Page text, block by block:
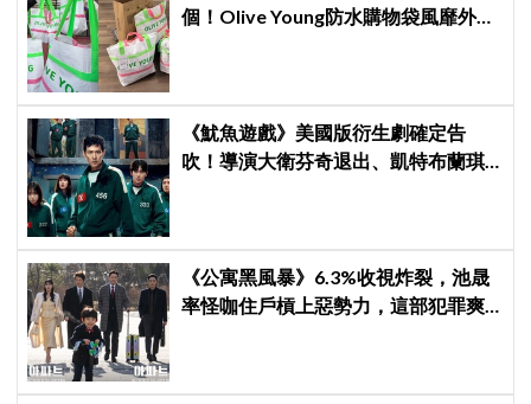
個！Olive Young防水購物袋風靡外國
《魷魚遊戲》美國版衍生劇確定告
吹！導演大衛芬奇退出、凱特布蘭琪
《公寓黑風暴》6.3%收視炸裂，池晟
率怪咖住戶槓上惡勢力，這部犯罪爽